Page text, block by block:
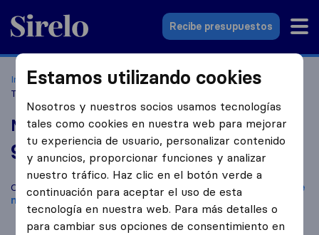
Sirelo.es
Recibe presupuestos
Inicio Empresas de mudanzas Constantí
Mudanzas-
Transportes Pérez
Mudanzas-Transportes Pérez
9,2 basado en 51
reseñas de Sirelo y Google
i
Compara Mudanzas-Transportes Pérez con otras empresas de
mudanzasdeConstantí
Estamos utilizando cookies
Nosotros y nuestros socios usamos tecnologías
tales como cookies en nuestra web para mejorar
tu experiencia de usuario, personalizar contenido
y anuncios, proporcionar funciones y analizar
nuestro tráfico. Haz clic en el botón verde a
continuación para aceptar el uso de esta
tecnología en nuestra web. Para más detalles o
para cambiar sus opciones de consentimiento en